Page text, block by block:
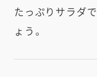
たっぷりサラダ
ょう。